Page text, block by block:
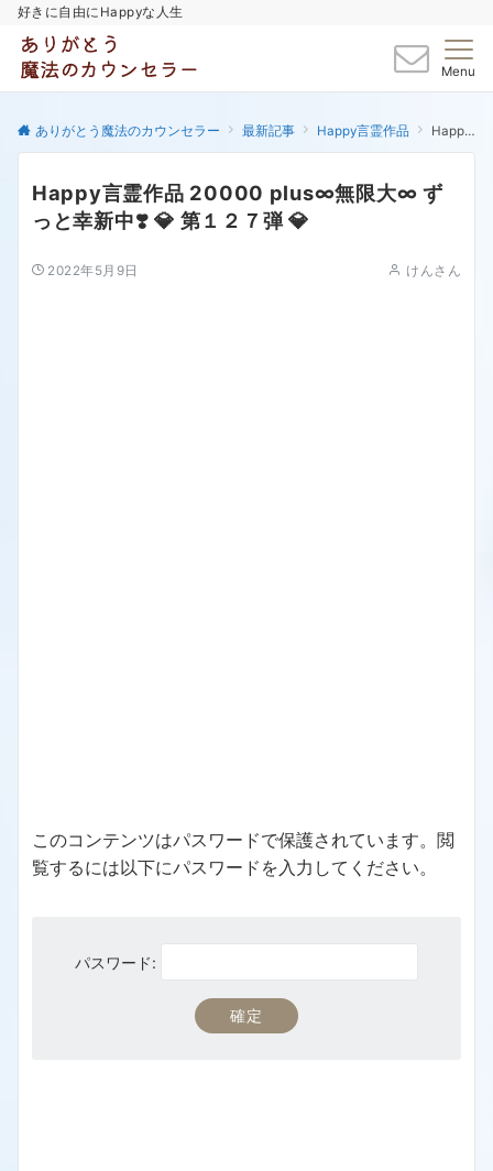
好きに自由にHappyな人生
Menu
ありがとう魔法のカウンセラー 最新記事 Happy言霊作品 Happy言霊作品 20000 plus∞無限大∞ ずっと幸新中❣️ 💎 第１２７弾 💎
Happy言霊作品 20000 plus∞無限大∞ ず
っと幸新中❣️ 💎 第１２７弾 💎
2022年5月9日 けんさん
このコンテンツはパスワードで保護されています。閲
覧するには以下にパスワードを入力してください。
パスワード: